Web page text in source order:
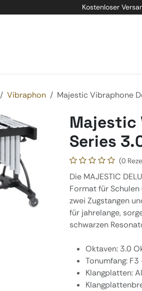
Kostenloser
Vibraphon Majestic Vibraphone
Majestic
Series
(0
Die MAJESTIC
Format für
zwei Zugstangen
für jahrelange,
schwarzen
Oktaven: 3.0
Tonumfang: F3
Klangplatten: